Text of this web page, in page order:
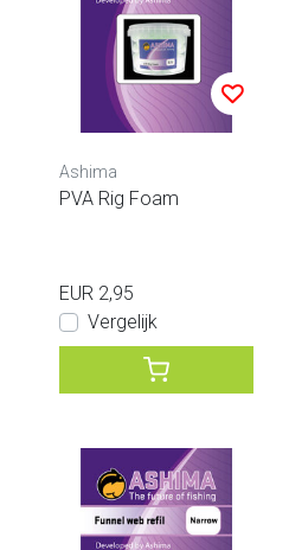
Ashima
PVA Rig Foam
EUR 2,95
Vergelijk